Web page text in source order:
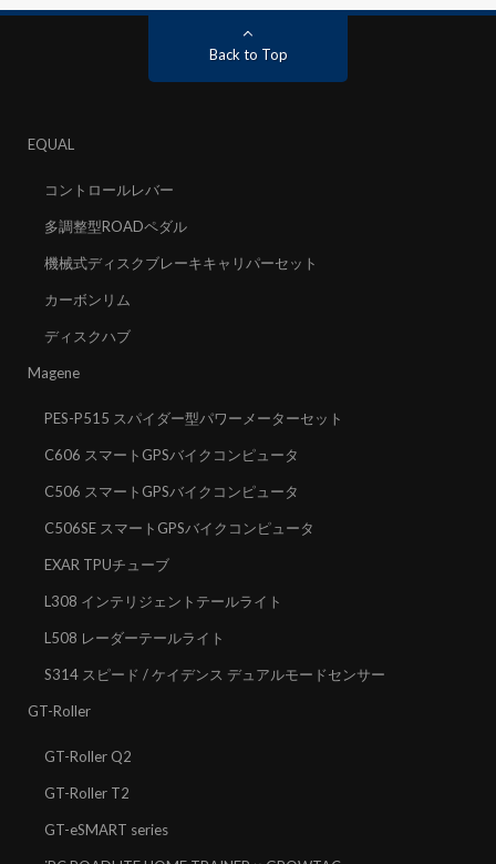
Back to Top
EQUAL
コントロールレバー
多調整型ROADペダル
機械式ディスクブレーキキャリパーセット
カーボンリム
ディスクハブ
Magene
PES-P515 スパイダー型パワーメーターセット
C606 スマートGPSバイクコンピュータ
C506 スマートGPSバイクコンピュータ
C506SE スマートGPSバイクコンピュータ
EXAR TPUチューブ
L308 インテリジェントテールライト
L508 レーダーテールライト
S314 スピード / ケイデンス デュアルモードセンサー
GT-Roller
GT-Roller Q2
GT-Roller T2
GT-eSMART series